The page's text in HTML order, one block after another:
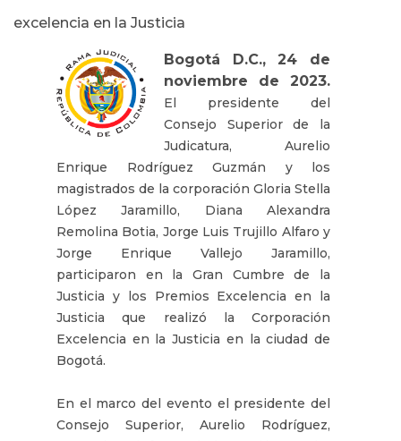
excelencia en la Justicia
Bogotá D.C., 24 de
noviembre de 2023.
El presidente del
Consejo Superior de la
Judicatura, Aurelio
Enrique Rodríguez Guzmán y los
magistrados de la corporación Gloria Stella
López Jaramillo, Diana Alexandra
Remolina Botia, Jorge Luis Trujillo Alfaro y
Jorge Enrique Vallejo Jaramillo,
participaron en la Gran Cumbre de la
Justicia y los Premios Excelencia en la
Justicia que realizó la Corporación
Excelencia en la Justicia en la ciudad de
Bogotá.
En el marco del evento el presidente del
Consejo Superior, Aurelio Rodríguez,